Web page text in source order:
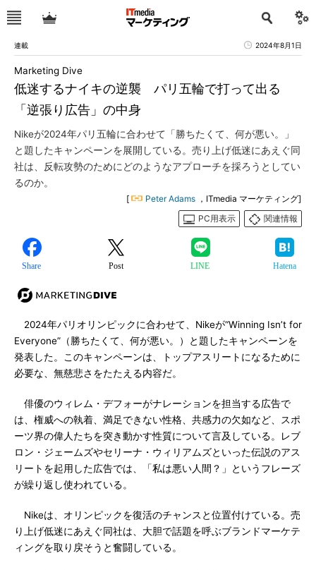
連載 2024年8月1日
低迷するナイキの逆襲 パリ五輪で打って出る
「逆張り広告」の中身
Marketing Dive
Nikeが2024年パリ五輪に合わせて「勝ちたくて、何が悪い。」
と題したキャンペーンを展開している。売り上げ低迷にあえぐ同
社は、反転攻勢のためにどのようなアプローチを採ろうとしてい
るのか。
[ Peter Adams ，ITmedia マーケティング]
PC用表示
関連情報
Share Post LINE Hatena
2024年パリオリンピックに合わせて、Nikeが“Winning Isn’t for
Everyone”（勝ちたくて、何が悪い。）と題したキャンペーンを
発表した。このキャンペーンは、トップアスリートになるために
必要な、無慈悲さをたたえる内容だ。
俳優のウィレム・デフォーがナレーションを担当する広告で
は、権威への執着、満足できない性格、共感力の欠如など、スポ
ーツ界の偉人たちを突き動かす性質について言及している。レブ
ロン・ジェームズやセリーナ・ウィリアムズといった伝説のアス
リートを起用した広告では、「私は悪い人間？」というフレーズ
が繰り返し使われている。
Nikeは、オリンピックを復活のチャンスと位置付けている。売
り上げ低迷にあえぐ同社は、大胆で話題を呼ぶブランドマーケテ
ィングを取り戻そうと奮闘している。